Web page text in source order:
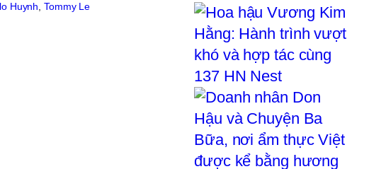
Huynh , Tommy Le